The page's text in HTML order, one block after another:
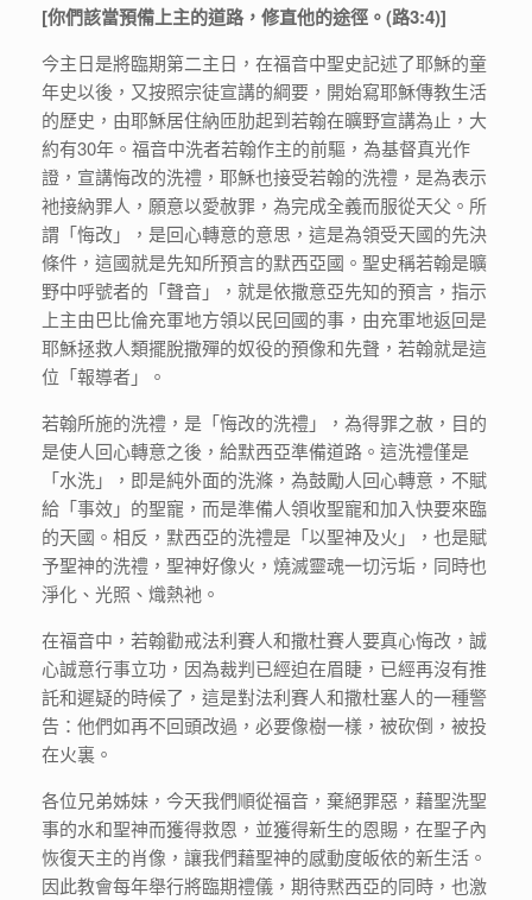
[你們該當預備上主的道路，修直他的途徑。(路3:4)]
今主日是將臨期第二主日，在福音中聖史記述了耶穌的童
年史以後，又按照宗徒宣講的綱要，開始寫耶穌傳教生活
的歷史，由耶穌居住納匝肋起到若翰在曠野宣講為止，大
約有30年。福音中洗者若翰作主的前驅，為基督真光作
證，宣講悔改的洗禮，耶穌也接受若翰的洗禮，是為表示
衪接納罪人，願意以愛赦罪，為完成全義而服從天父。所
謂「悔改」，是回心轉意的意思，這是為領受天國的先決
條件，這國就是先知所預言的默西亞國。聖史稱若翰是曠
野中呼號者的「聲音」，就是依撒意亞先知的預言，指示
上主由巴比倫充軍地方領以民回國的事，由充軍地返回是
耶穌拯救人類擺脫撒殫的奴役的預像和先聲，若翰就是這
位「報導者」。
若翰所施的洗禮，是「悔改的洗禮」，為得罪之赦，目的
是使人回心轉意之後，給默西亞準備道路。這洗禮僅是
「水洗」，即是純外面的洗滌，為鼓勵人回心轉意，不賦
給「事效」的聖寵，而是準備人領收聖寵和加入快要來臨
的天國。相反，默西亞的洗禮是「以聖神及火」，也是賦
予聖神的洗禮，聖神好像火，燒滅靈魂一切污垢，同時也
淨化、光照、熾熱衪。
在福音中，若翰勸戒法利賽人和撒杜賽人要真心悔改，誠
心誠意行事立功，因為裁判已經迫在眉睫，已經再沒有推
託和遲疑的時候了，這是對法利賽人和撒杜塞人的一種警
告：他們如再不回頭改過，必要像樹一樣，被砍倒，被投
在火裏。
各位兄弟姊妹，今天我們順從福音，棄絕罪惡，藉聖洗聖
事的水和聖神而獲得救恩，並獲得新生的恩賜，在聖子內
恢復天主的肖像，讓我們藉聖神的感動度皈依的新生活。
因此教會每年舉行將臨期禮儀，期待黙西亞的同時，也激